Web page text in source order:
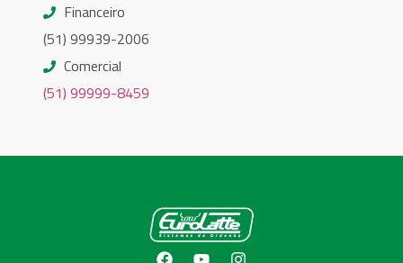
Financeiro
(51) 99939-2006
Comercial
(51) 99999-8459